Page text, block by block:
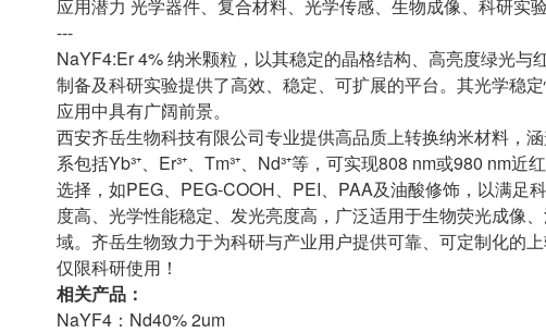
应用潜力 光学器件、复合材料、光学传感、生物成像、科研实
---
NaYF4:Er 4% 纳米颗粒，以其稳定的晶格结构、高亮度绿光
制备及科研实验提供了高效、稳定、可扩展的平台。其光学稳
应用中具有广阔前景。
西安齐岳生物科技有限公司专业提供高品质上转换纳米材料，
系包括Yb³⁺、Er³⁺、Tm³⁺、Nd³⁺等，可实现808 nm或980 nm
选择，如PEG、PEG-COOH、PEI、PAA及油酸修饰，以满足
度高、光学性能稳定、发光亮度高，广泛适用于生物荧光成像
域。齐岳生物致力于为科研与产业用户提供可靠、可定制化的
仅限科研使用！
相关产品：
NaYF4：Nd40% 2um